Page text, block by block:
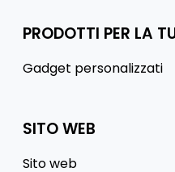
PRODOTTI PER LA
Gadget personalizzati
SITO WEB
Sito web